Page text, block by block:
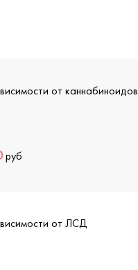
от каннабиноидов
руб
от ЛСД